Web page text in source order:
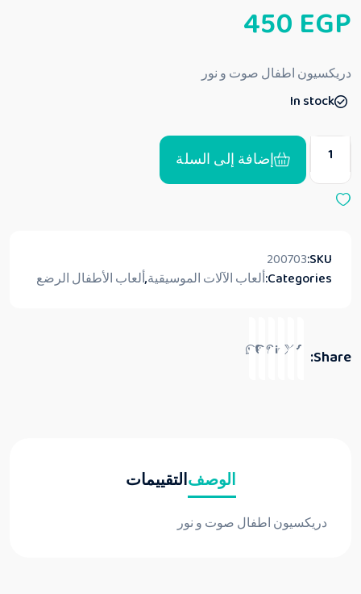
م
ا
ي
م
ن
450 EGP
دريكسيون اطفال صوت و نور
In stock
إضافة إلى السلة
SKU:
200703
Categories:ألعاب الآلات الموسيقية,ألعاب الأطفال الرضع
Share:
الوصفالتقييمات
دريكسيون اطفال صوت و نور